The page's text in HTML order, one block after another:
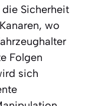
Sicherheit
wo
Folgen
sich